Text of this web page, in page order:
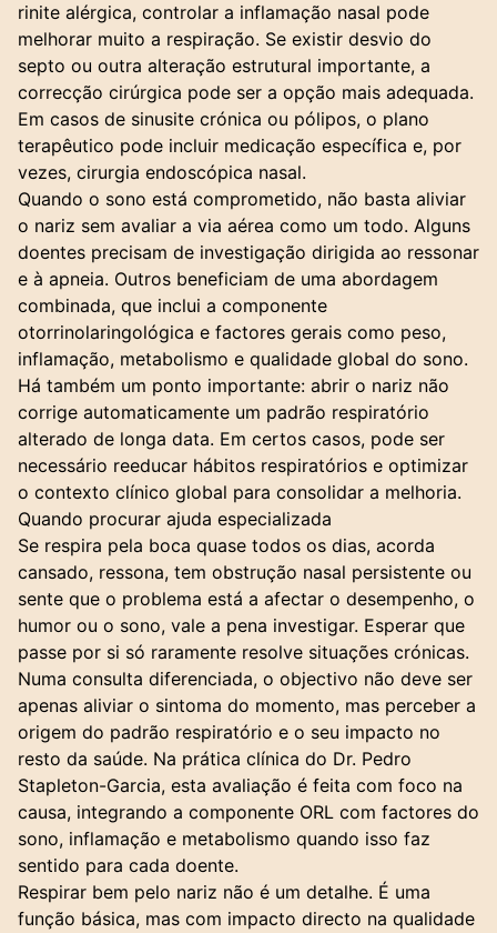
rinite alérgica, controlar a inflamação nasal pode
melhorar muito a respiração. Se existir desvio do
septo ou outra alteração estrutural importante, a
correcção cirúrgica pode ser a opção mais adequada.
Em casos de sinusite crónica ou pólipos, o plano
terapêutico pode incluir medicação específica e, por
vezes, cirurgia endoscópica nasal.
Quando o sono está comprometido, não basta aliviar
o nariz sem avaliar a via aérea como um todo. Alguns
doentes precisam de investigação dirigida ao ressonar
e à apneia. Outros beneficiam de uma abordagem
combinada, que inclui a componente
otorrinolaringológica e factores gerais como peso,
inflamação, metabolismo e qualidade global do sono.
Há também um ponto importante: abrir o nariz não
corrige automaticamente um padrão respiratório
alterado de longa data. Em certos casos, pode ser
necessário reeducar hábitos respiratórios e optimizar
o contexto clínico global para consolidar a melhoria.
Quando procurar ajuda especializada
Se respira pela boca quase todos os dias, acorda
cansado, ressona, tem obstrução nasal persistente ou
sente que o problema está a afectar o desempenho, o
humor ou o sono, vale a pena investigar. Esperar que
passe por si só raramente resolve situações crónicas.
Numa consulta diferenciada, o objectivo não deve ser
apenas aliviar o sintoma do momento, mas perceber a
origem do padrão respiratório e o seu impacto no
resto da saúde. Na prática clínica do Dr. Pedro
Stapleton-Garcia, esta avaliação é feita com foco na
causa, integrando a componente ORL com factores do
sono, inflamação e metabolismo quando isso faz
sentido para cada doente.
Respirar bem pelo nariz não é um detalhe. É uma
função básica, mas com impacto directo na qualidade